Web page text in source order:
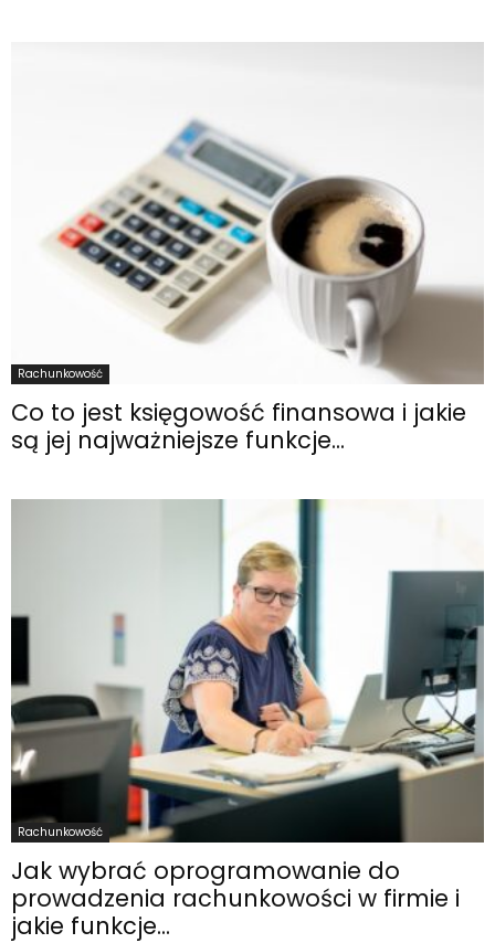
Rachunkowość
Co to jest księgowość finansowa i jakie
są jej najważniejsze funkcje...
Rachunkowość
Jak wybrać oprogramowanie do
prowadzenia rachunkowości w firmie i
jakie funkcje...